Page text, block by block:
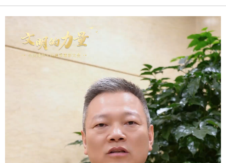
文明之光
文明影音 文明矩阵